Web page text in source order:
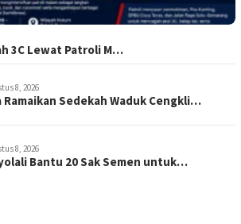
3C Lewat Patroli M…
8, 2026
Ramaikan Sedekah Waduk Cengkli…
8, 2026
Bantu 20 Sak Semen untuk…